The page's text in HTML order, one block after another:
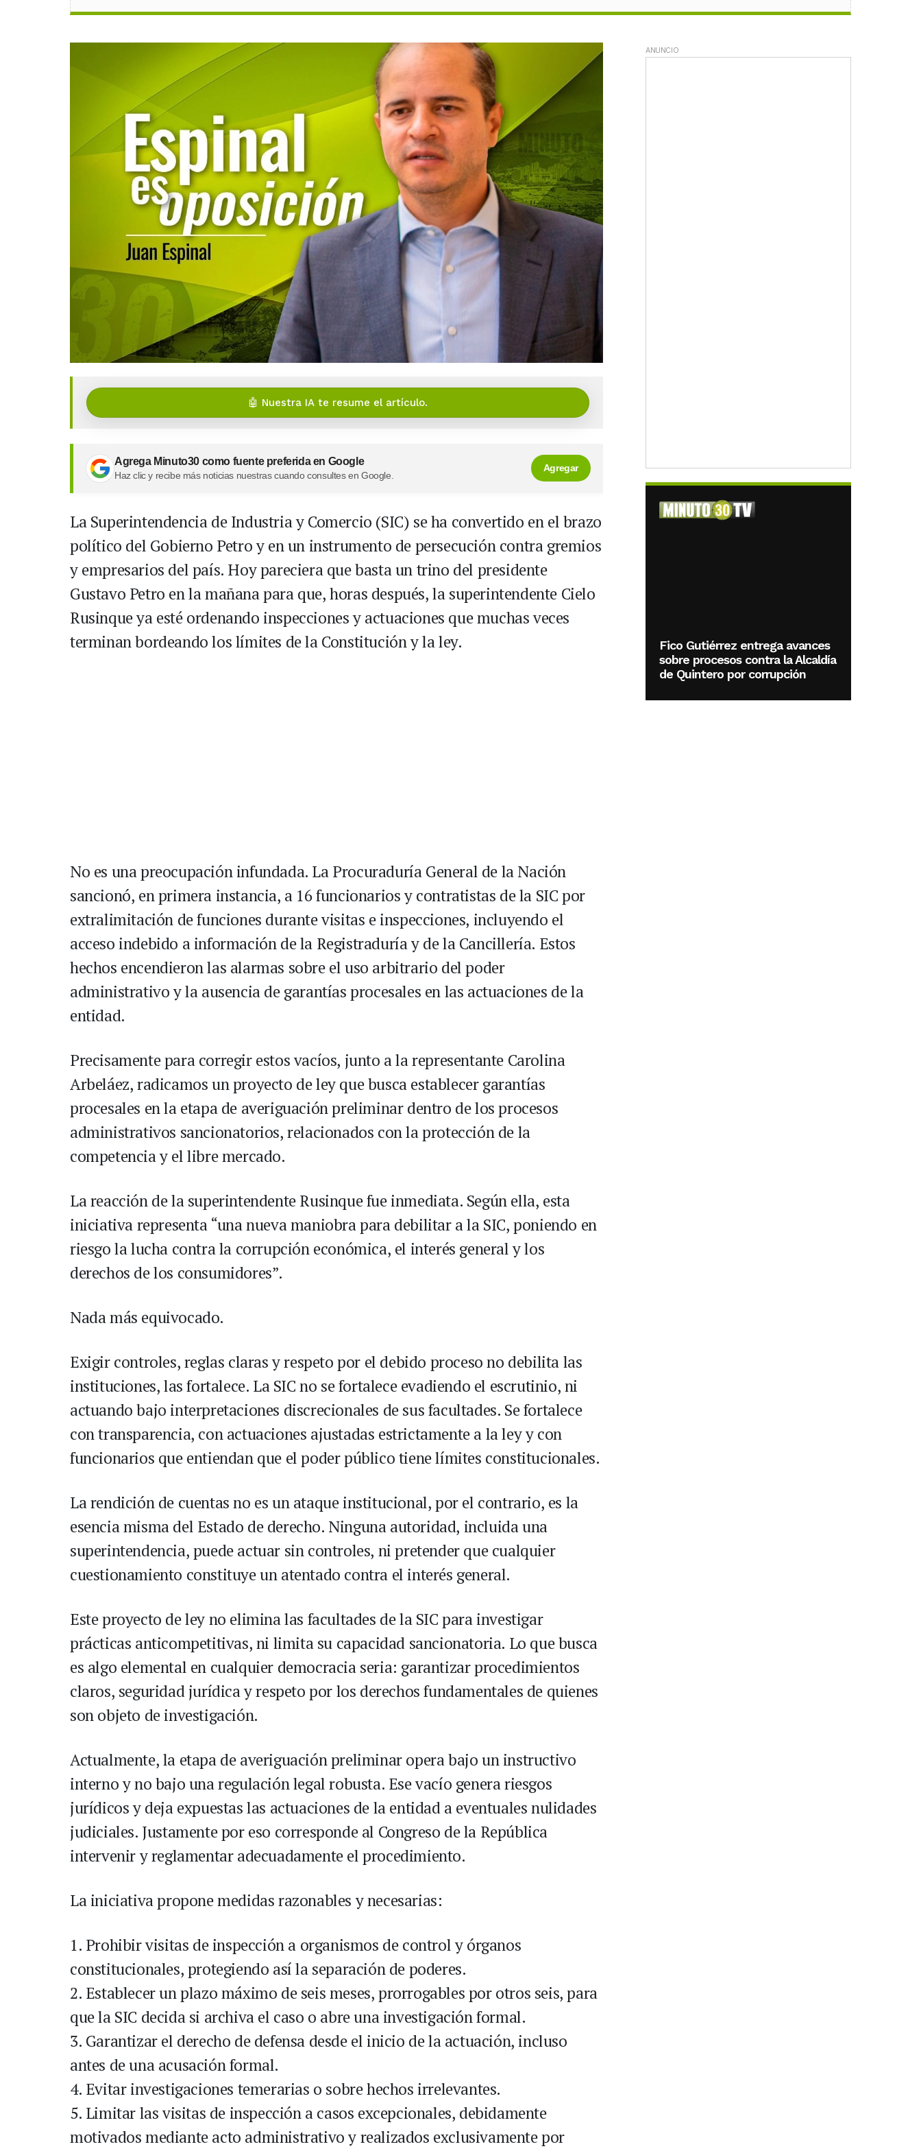
🤖 Nuestra IA te resume el artículo.
Agrega Minuto30 como fuente preferida en Google
Haz clic y recibe más noticias nuestras cuando consultes en Google.
Agregar
La Superintendencia de Industria y Comercio (SIC) se ha convertido en el brazo
político del Gobierno Petro y en un instrumento de persecución contra gremios
y empresarios del país. Hoy pareciera que basta un trino del presidente
Gustavo Petro en la mañana para que, horas después, la superintendente Cielo
Rusinque ya esté ordenando inspecciones y actuaciones que muchas veces
terminan bordeando los límites de la Constitución y la ley.
No es una preocupación infundada. La Procuraduría General de la Nación
sancionó, en primera instancia, a 16 funcionarios y contratistas de la SIC por
extralimitación de funciones durante visitas e inspecciones, incluyendo el
acceso indebido a información de la Registraduría y de la Cancillería. Estos
hechos encendieron las alarmas sobre el uso arbitrario del poder
administrativo y la ausencia de garantías procesales en las actuaciones de la
entidad.
Precisamente para corregir estos vacíos, junto a la representante Carolina
Arbeláez, radicamos un proyecto de ley que busca establecer garantías
procesales en la etapa de averiguación preliminar dentro de los procesos
administrativos sancionatorios, relacionados con la protección de la
competencia y el libre mercado.
La reacción de la superintendente Rusinque fue inmediata. Según ella, esta
iniciativa representa “una nueva maniobra para debilitar a la SIC, poniendo en
riesgo la lucha contra la corrupción económica, el interés general y los
derechos de los consumidores”.
Nada más equivocado.
Exigir controles, reglas claras y respeto por el debido proceso no debilita las
instituciones, las fortalece. La SIC no se fortalece evadiendo el escrutinio, ni
actuando bajo interpretaciones discrecionales de sus facultades. Se fortalece
con transparencia, con actuaciones ajustadas estrictamente a la ley y con
funcionarios que entiendan que el poder público tiene límites constitucionales.
La rendición de cuentas no es un ataque institucional, por el contrario, es la
esencia misma del Estado de derecho. Ninguna autoridad, incluida una
superintendencia, puede actuar sin controles, ni pretender que cualquier
cuestionamiento constituye un atentado contra el interés general.
Este proyecto de ley no elimina las facultades de la SIC para investigar
prácticas anticompetitivas, ni limita su capacidad sancionatoria. Lo que busca
es algo elemental en cualquier democracia seria: garantizar procedimientos
claros, seguridad jurídica y respeto por los derechos fundamentales de quienes
son objeto de investigación.
Actualmente, la etapa de averiguación preliminar opera bajo un instructivo
interno y no bajo una regulación legal robusta. Ese vacío genera riesgos
jurídicos y deja expuestas las actuaciones de la entidad a eventuales nulidades
judiciales. Justamente por eso corresponde al Congreso de la República
intervenir y reglamentar adecuadamente el procedimiento.
La iniciativa propone medidas razonables y necesarias:
1. Prohibir visitas de inspección a organismos de control y órganos
constitucionales, protegiendo así la separación de poderes.
2. Establecer un plazo máximo de seis meses, prorrogables por otros seis, para
que la SIC decida si archiva el caso o abre una investigación formal.
3. Garantizar el derecho de defensa desde el inicio de la actuación, incluso
antes de una acusación formal.
4. Evitar investigaciones temerarias o sobre hechos irrelevantes.
5. Limitar las visitas de inspección a casos excepcionales, debidamente
motivados mediante acto administrativo y realizados exclusivamente por
ANUNCIO
Fico Gutiérrez entrega avances
sobre procesos contra la Alcaldía
de Quintero por corrupción